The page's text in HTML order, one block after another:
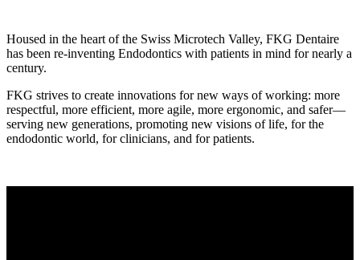
Housed in the heart of the Swiss Microtech Valley, FKG Dentaire
has been re-inventing Endodontics with patients in mind for nearly a
century.
FKG strives to create innovations for new ways of working: more
respectful, more efficient, more agile, more ergonomic, and safer—
serving new generations, promoting new visions of life, for the
endodontic world, for clinicians, and for patients.